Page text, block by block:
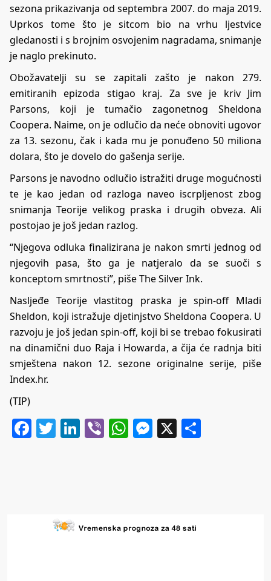
sezona prikazivanja od septembra 2007. do maja 2019.
Uprkos tome što je sitcom bio na vrhu ljestvice
gledanosti i s brojnim osvojenim nagradama, snimanje
je naglo prekinuto.
Obožavatelji su se zapitali zašto je nakon 279.
emitiranih epizoda stigao kraj. Za sve je kriv Jim
Parsons, koji je tumačio zagonetnog Sheldona
Coopera. Naime, on je odlučio da neće obnoviti ugovor
za 13. sezonu, čak i kada mu je ponuđeno 50 miliona
dolara, što je dovelo do gašenja serije.
Parsons je navodno odlučio istražiti druge mogućnosti
te je kao jedan od razloga naveo iscrpljenost zbog
snimanja Teorije velikog praska i drugih obveza. Ali
postojao je još jedan razlog.
“Njegova odluka finalizirana je nakon smrti jednog od
njegovih pasa, što ga je natjeralo da se suoči s
konceptom smrtnosti”, piše The Silver Ink.
Nasljeđe Teorije vlastitog praska je spin-off Mladi
Sheldon, koji istražuje djetinjstvo Sheldona Coopera. U
razvoju je još jedan spin-off, koji bi se trebao fokusirati
na dinamični duo Raja i Howarda, a čija će radnja biti
smještena nakon 12. sezone originalne serije, piše
Index.hr.
(TIP)
Facebook
Twitter
LinkedIn
ViberWhatsApp
Messenger
X